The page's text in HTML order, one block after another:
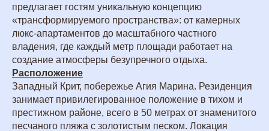
предлагает гостям уникальную концепцию
«трансформируемого пространства»: от камерных
люкс-апартаментов до масштабного частного
владения, где каждый метр площади работает на
создание атмосферы безупречного отдыха.
Расположение
Западный Крит, побережье Агия Марина. Резиденция
занимает привилегированное положение в тихом и
престижном районе, всего в 50 метрах от знаменитого
песчаного пляжа с золотистым песком. Локация